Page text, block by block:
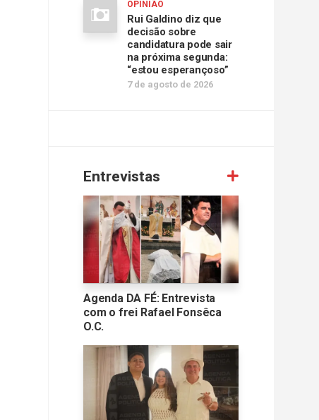
OPINIÃO
Rui Galdino diz que
decisão sobre
candidatura pode sair
na próxima segunda:
“estou esperançoso”
7 de agosto de 2026
Entrevistas
Agenda DA FÉ: Entrevista
com o frei Rafael Fonsêca
O.C.